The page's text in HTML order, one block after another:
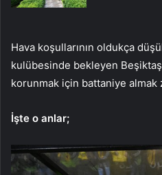
Hava koşullarının oldukça
kulübesinde bekleyen
korunmak için battaniye almak
İşte o anlar;